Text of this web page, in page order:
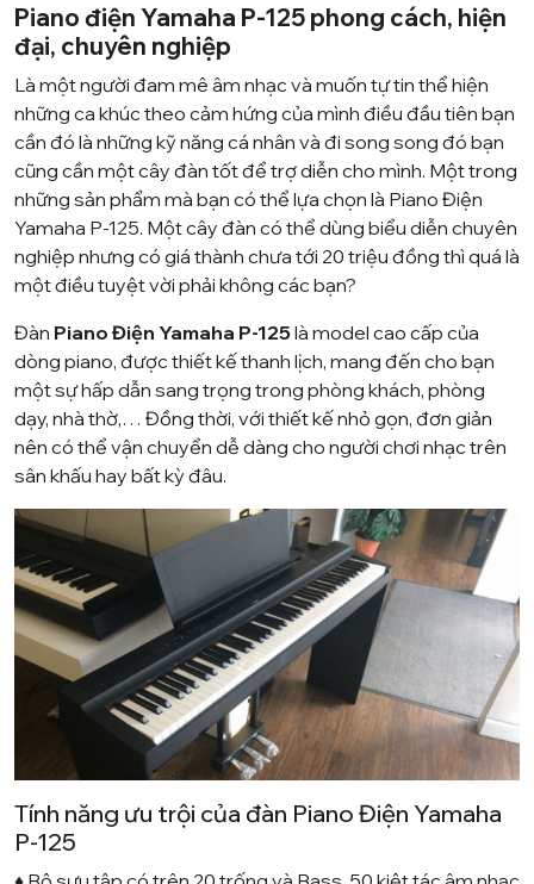
Piano điện Yamaha P-125 phong cách, hiện
đại, chuyên nghiệp
Là một người đam mê âm nhạc và muốn tự tin thể hiện
những ca khúc theo cảm hứng của mình điều đầu tiên bạn
cần đó là những kỹ năng cá nhân và đi song song đó bạn
cũng cần một cây đàn tốt để trợ diễn cho mình. Một trong
những sản phẩm mà bạn có thể lựa chọn là Piano Điện
Yamaha P-125. Một cây đàn có thể dùng biểu diễn chuyên
nghiệp nhưng có giá thành chưa tới 20 triệu đồng thì quá là
một điều tuyệt vời phải không các bạn?
Đàn Piano Điện Yamaha P-125là model cao cấp của
dòng piano, được thiết kế thanh lịch, mang đến cho bạn
một sự hấp dẫn sang trọng trong phòng khách, phòng
dạy, nhà thờ,… Đồng thời, với thiết kế nhỏ gọn, đơn giản
nên có thể vận chuyển dễ dàng cho người chơi nhạc trên
sân khấu hay bất kỳ đâu.
Tính năng ưu trội của đàn Piano Điện Yamaha
P-125